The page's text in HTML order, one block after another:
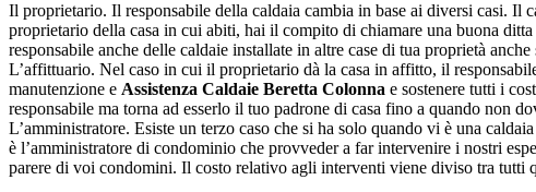
Il proprietario. Il responsabile della caldaia cambia in base ai diversi casi. Il
proprietario della casa in cui abiti, hai il compito di chiamare una buona
responsabile anche delle caldaie installate in altre case di tua proprietà anche
L’affittuario. Nel caso in cui il proprietario dà la casa in affitto, il
manutenzione e Assistenza Caldaie Beretta Colonna e sostenere tutti i
responsabile ma torna ad esserlo il tuo padrone di casa fino a quando non
L’amministratore. Esiste un terzo caso che si ha solo quando vi è una
è l’amministratore di condominio che provveder a far intervenire i nostri
parere di voi condomini. Il costo relativo agli interventi viene diviso tra tutti